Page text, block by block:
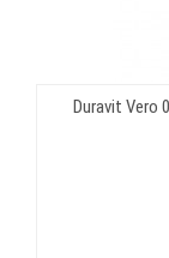
Duravit Vero